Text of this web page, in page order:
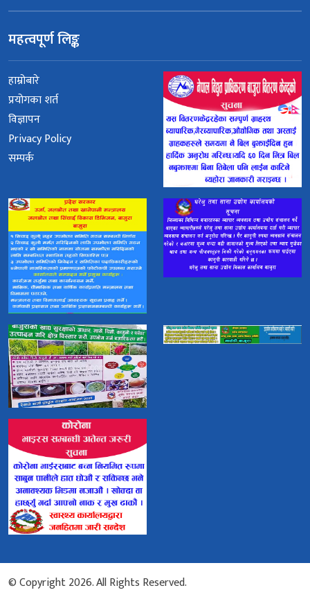
महत्वपूर्ण लिङ्क
हाम्रोबारे
प्रयोगका शर्त
विज्ञापन
Privacy Policy
सम्पर्क
© Copyright 2026. All Rights Reserved.